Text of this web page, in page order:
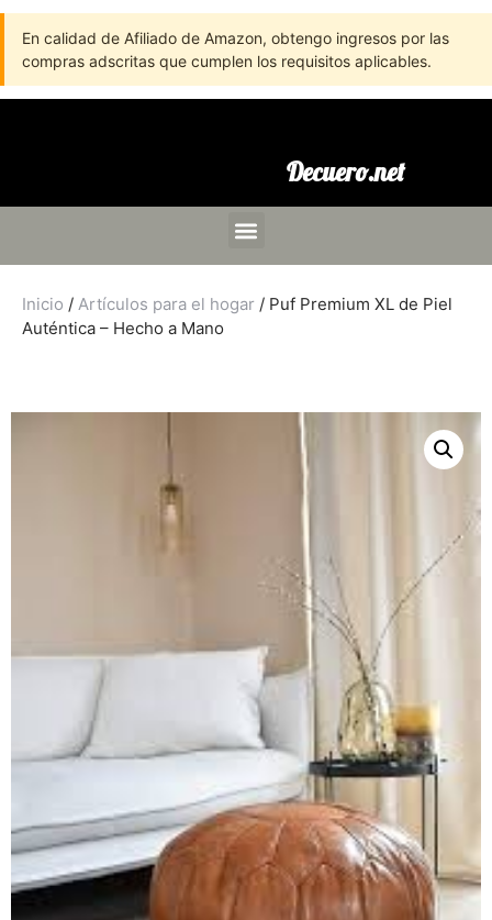
En calidad de Afiliado de Amazon, obtengo ingresos por las
compras adscritas que cumplen los requisitos aplicables.
Decuero.net
Inicio / Artículos para el hogar / Puf Premium XL de Piel
Auténtica – Hecho a Mano